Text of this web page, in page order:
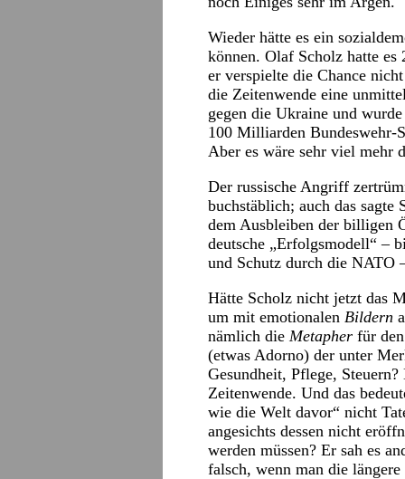
Wieder hätte es ein
können. Olaf Scholz hatte
er verspielte die Chance
die Zeitenwende eine
gegen die Ukraine und
100 Milliarden Bundeswehr-
Aber es wäre sehr viel mehr
Der russische Angriff
buchstäblich; auch das
dem Ausbleiben der billigen
deutsche „Erfolgsmodell“ –
und Schutz durch die NATO
Hätte Scholz nicht jetzt das
um mit emotionalen Bildern
nämlich die Metapher für
(etwas Adorno) der unter
Gesundheit, Pflege,
Zeitenwende. Und das
wie die Welt davor“ nicht
angesichts dessen nicht
werden müssen? Er sah es
falsch, wenn man die